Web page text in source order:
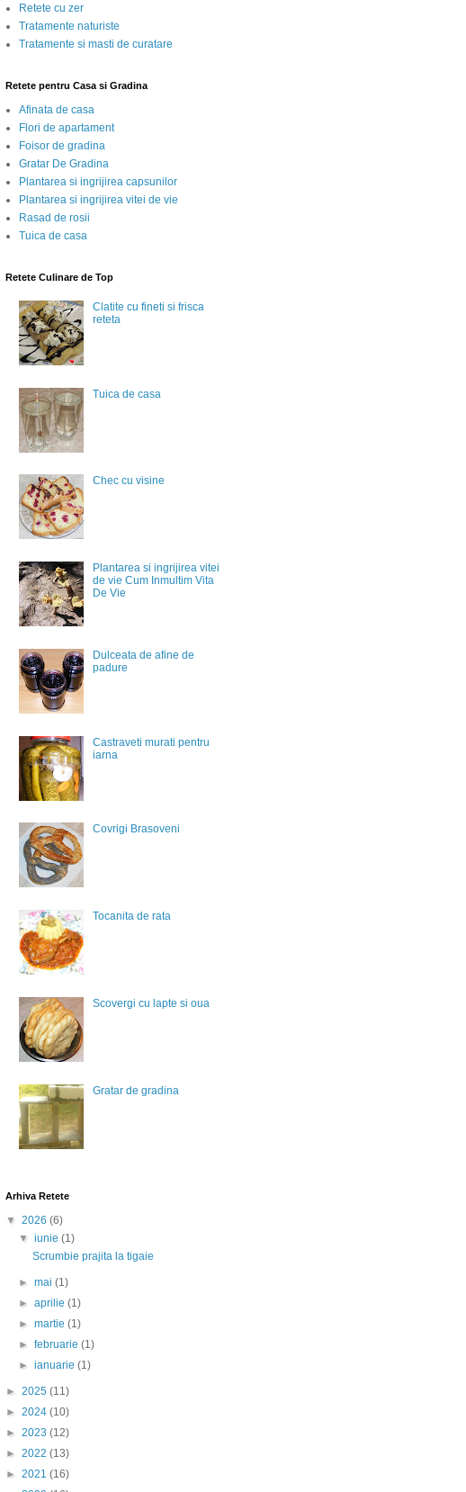
Retete cu zer
Tratamente naturiste
Tratamente si masti de curatare
Retete pentru Casa si Gradina
Afinata de casa
Flori de apartament
Foisor de gradina
Gratar De Gradina
Plantarea si ingrijirea capsunilor
Plantarea si ingrijirea vitei de vie
Rasad de rosii
Tuica de casa
Retete Culinare de Top
Clatite cu fineti si frisca
reteta
Tuica de casa
Chec cu visine
Plantarea si ingrijirea vitei
de vie Cum Inmultim Vita
De Vie
Dulceata de afine de
padure
Castraveti murati pentru
iarna
Covrigi Brasoveni
Tocanita de rata
Scovergi cu lapte si oua
Gratar de gradina
Arhiva Retete
▼ 2026 (6)
▼iunie(1)
Scrumbie prajita la tigaie
►mai(1)
►aprilie(1)
►martie(1)
►februarie(1)
►ianuarie(1)
► 2025 (11)
► 2024 (10)
► 2023 (12)
► 2022 (13)
► 2021 (16)